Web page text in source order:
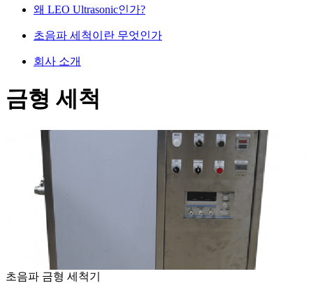
왜 LEO Ultrasonic인가?
초음파 세척이란 무엇인가
회사 소개
금형 세척
초음파 금형 세척기